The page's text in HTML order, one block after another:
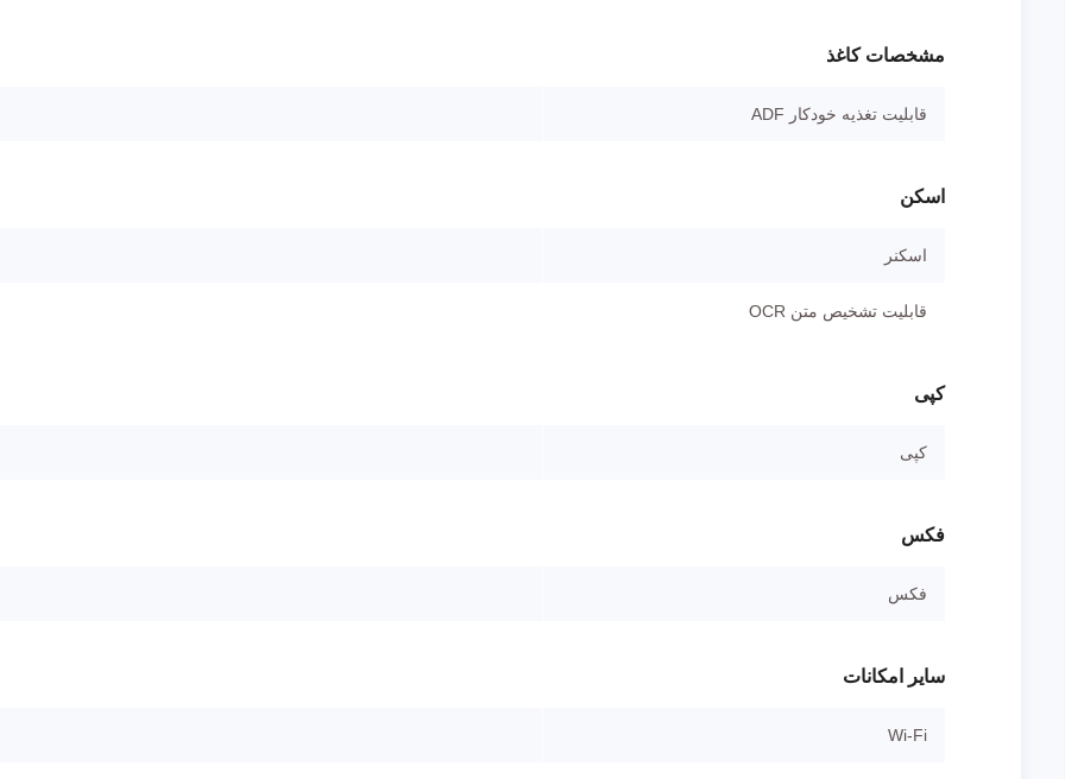
مشخصات کاغذ
قابلیت تغذیه خودکار ADF
اسکن
اسکنر
قابلیت تشخیص متن OCR
کپی
کپی
فکس
فکس
سایر امکانات
Wi-Fi